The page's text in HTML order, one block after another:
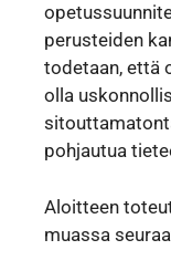
perusteiden
todetaan, että
olla
pohjautua
Aloitteen
muassa